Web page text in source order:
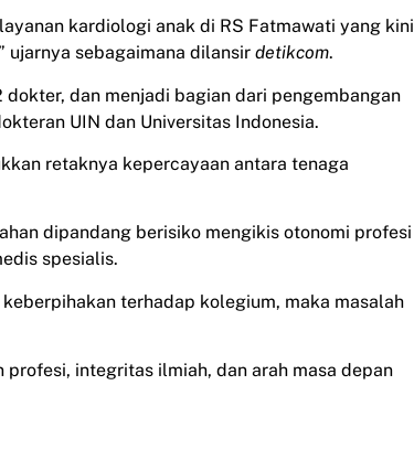
kardiologi anak di RS Fatmawati yang kini
ujarnya sebagaimana dilansir detikcom.
dan menjadi bagian dari pengembangan
UIN dan Universitas Indonesia.
retaknya kepercayaan antara tenaga
dipandang berisiko mengikis otonomi profesi
spesialis.
terhadap kolegium, maka masalah
integritas ilmiah, dan arah masa depan